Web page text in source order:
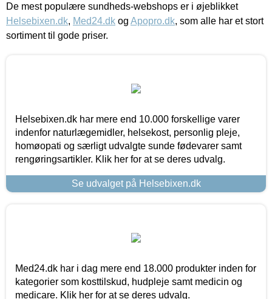
De mest populære sundheds-webshops er i øjeblikket
Helsebixen.dk, Med24.dk og Apopro.dk, som alle har et stort
sortiment til gode priser.
Helsebixen.dk har mere end 10.000 forskellige varer
indenfor naturlægemidler, helsekost, personlig pleje,
homøopati og særligt udvalgte sunde fødevarer samt
rengøringsartikler. Klik her for at se deres udvalg.
Se udvalget på Helsebixen.dk
Med24.dk har i dag mere end 18.000 produkter inden for
kategorier som kosttilskud, hudpleje samt medicin og
medicare. Klik her for at se deres udvalg.